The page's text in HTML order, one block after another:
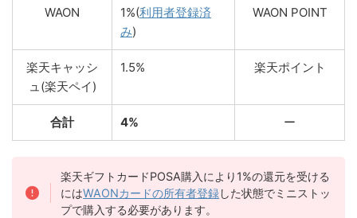
WAON 1%(利用者登録済
み)
WAON POINT
楽天キャッシ
ュ(楽天ペイ)
1.5% 楽天ポイント
合計 4% ー
楽天ギフトカードPOSA購入により1%の還元を受ける
にはWAONカードの所有者登録した状態でミニストッ
プで購入する必要があります。